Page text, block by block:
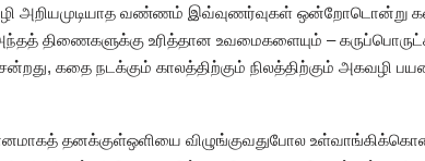
அறியமுடியாத வண்ணம் இவ்வுணர்வுகள் ஒன்றோடொன்று
திணைகளுக்கு உரித்தான உவமைகளையும் –
கதை நடக்கும் காலத்திற்கும் நிலத்திற்கும்
தனக்குள்ஒளியை விழுங்குவதுபோல